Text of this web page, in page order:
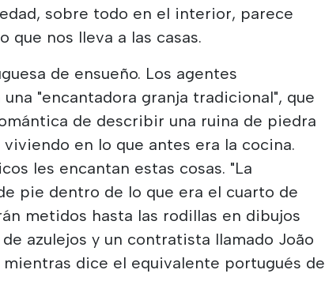
sobre todo en el interior, parece
que nos lleva a las casas.
de ensueño. Los agentes
"encantadora granja tradicional", que
de describir una ruina de piedra
en lo que antes era la cocina.
les encantan estas cosas. "La
pie dentro de lo que era el cuarto de
metidos hasta las rodillas en dibujos
azulejos y un contratista llamado João
dice el equivalente portugués de